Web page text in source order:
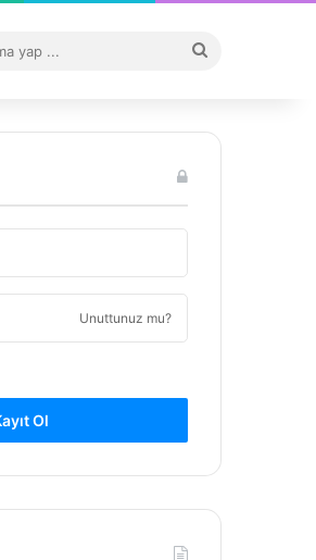
...
Unuttunuz mu?
Ol